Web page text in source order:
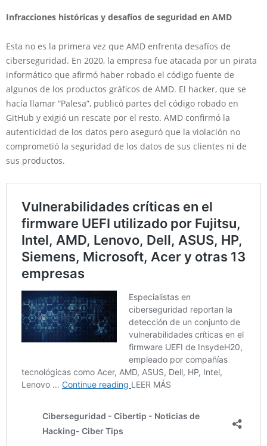
Infracciones históricas y desafíos de seguridad en AMD
Esta no es la primera vez que AMD enfrenta desafíos de
ciberseguridad. En 2020, la empresa fue atacada por un pirata
informático que afirmó haber robado el código fuente de
algunos de los productos gráficos de AMD. El hacker, que se
hacía llamar “Palesa”, publicó partes del código robado en
GitHub y exigió un rescate por el resto. AMD confirmó la
autenticidad de los datos pero aseguró que la violación no
comprometió la seguridad de los datos de sus clientes ni de
sus productos.